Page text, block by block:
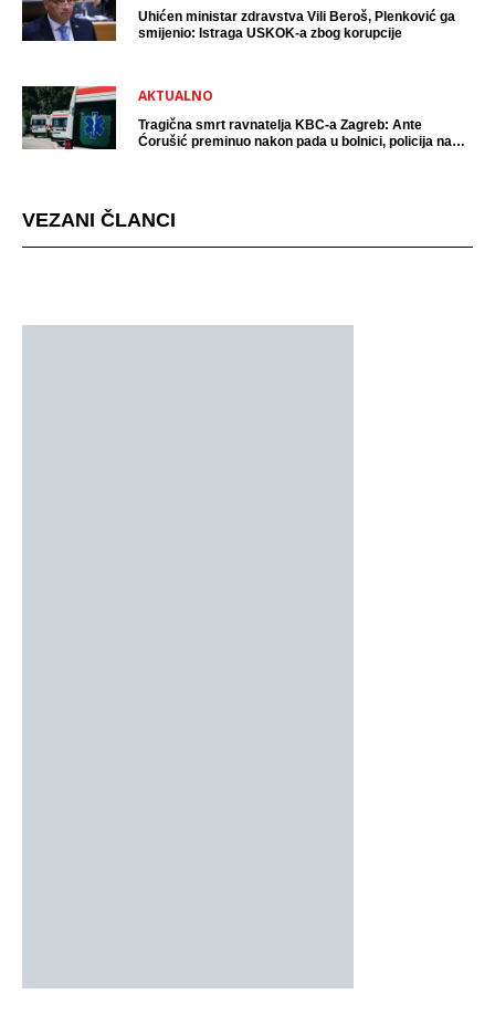
Uhićen ministar zdravstva Vili Beroš, Plenković ga
smijenio: Istraga USKOK-a zbog korupcije
AKTUALNO
Tragična smrt ravnatelja KBC-a Zagreb: Ante
Ćorušić preminuo nakon pada u bolnici, policija na
VEZANI ČLANCI